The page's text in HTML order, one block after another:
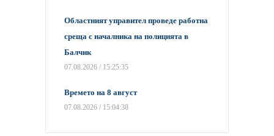
Областният управител проведе работна
среща с началника на полицията в
Балчик
07.08.2026 / 15:25:35
Времето на 8 август
07.08.2026 / 15:04:38